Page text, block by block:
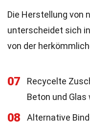
Die Herstellung von
unterscheidet sich
von der
07
Recycelte
Beton und
08
Alternative